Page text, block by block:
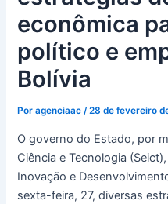
econômica
político e
Bolívia
Poragenciaac/28 de fevereiro
O governo do Estado, por
Ciência e Tecnologia
Inovação e
sexta-feira, 27, diversas